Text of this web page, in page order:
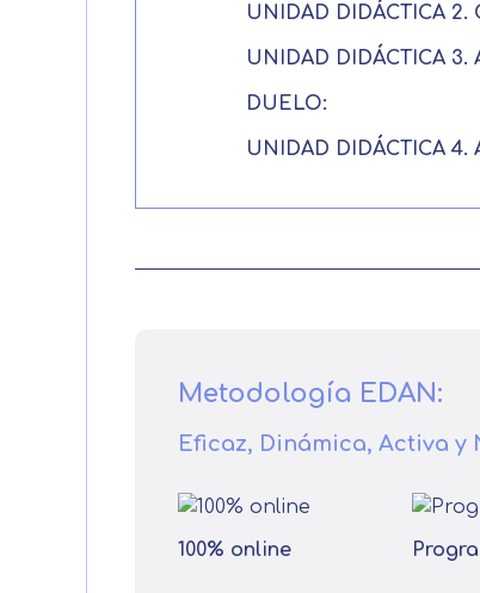
UNIDAD DIDÁCTICA 2.
UNIDAD DIDÁCTICA 3.
DUELO:
UNIDAD DIDÁCTICA 4.
Metodología EDAN:
Eficaz, Dinámica, Activa y
100% online